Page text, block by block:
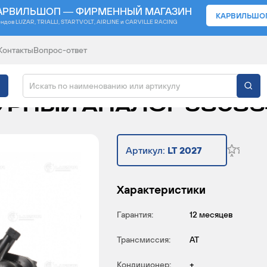
— ФИРМЕННЫЙ МАГАЗИН
LUZAR, TRIALLI, STARTVOLT, AIRLINE и CARVILLE RACING
Вопрос-ответ
PSA 308 (11-)/C4
АНАЛОГ
Артикул: LT 2027
Характеристики
Гарантия: 12 месяцев
Трансмиссия: AT
Кондиционер: +